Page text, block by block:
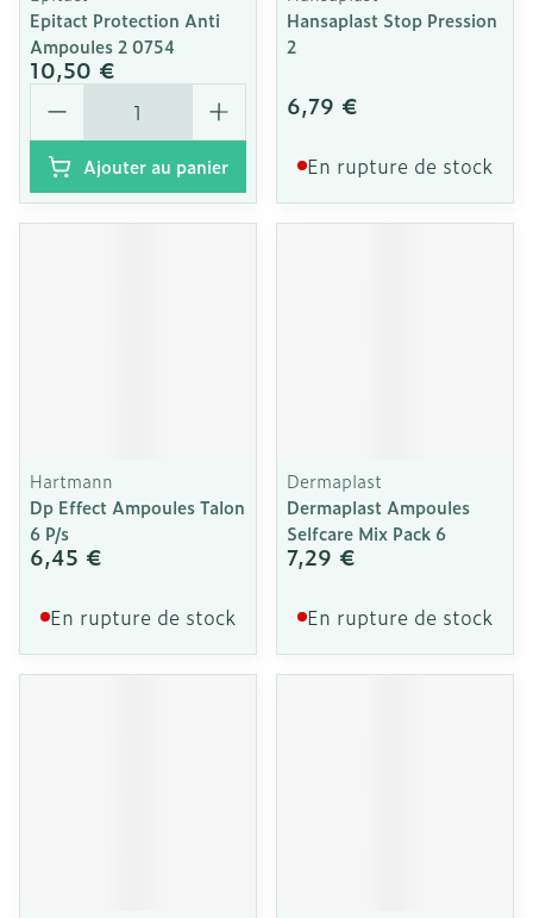
Epitact Protection Anti
Ampoules 2 0754
10,50 €
Quantité
Ajouter au panier
Hansaplast Stop Pression
2
6,79 €
En rupture de stock
Hartmann
Dp Effect Ampoules Talon
6 P/s
6,45 €
En rupture de stock
Dermaplast
Dermaplast Ampoules
Selfcare Mix Pack 6
7,29 €
En rupture de stock